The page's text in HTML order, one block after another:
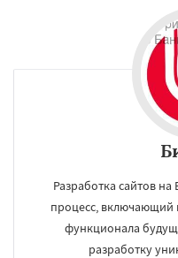
Разработка сайтов
процесс, включающий
функционала
разработку